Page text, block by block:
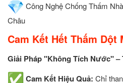
Công Nghệ Chống Thấm
Châu
Cam Kết Hết Thấm Dột
Giải Pháp "Không Tích Nước" –
Cam Kết Hiệu Quả: Chỉ